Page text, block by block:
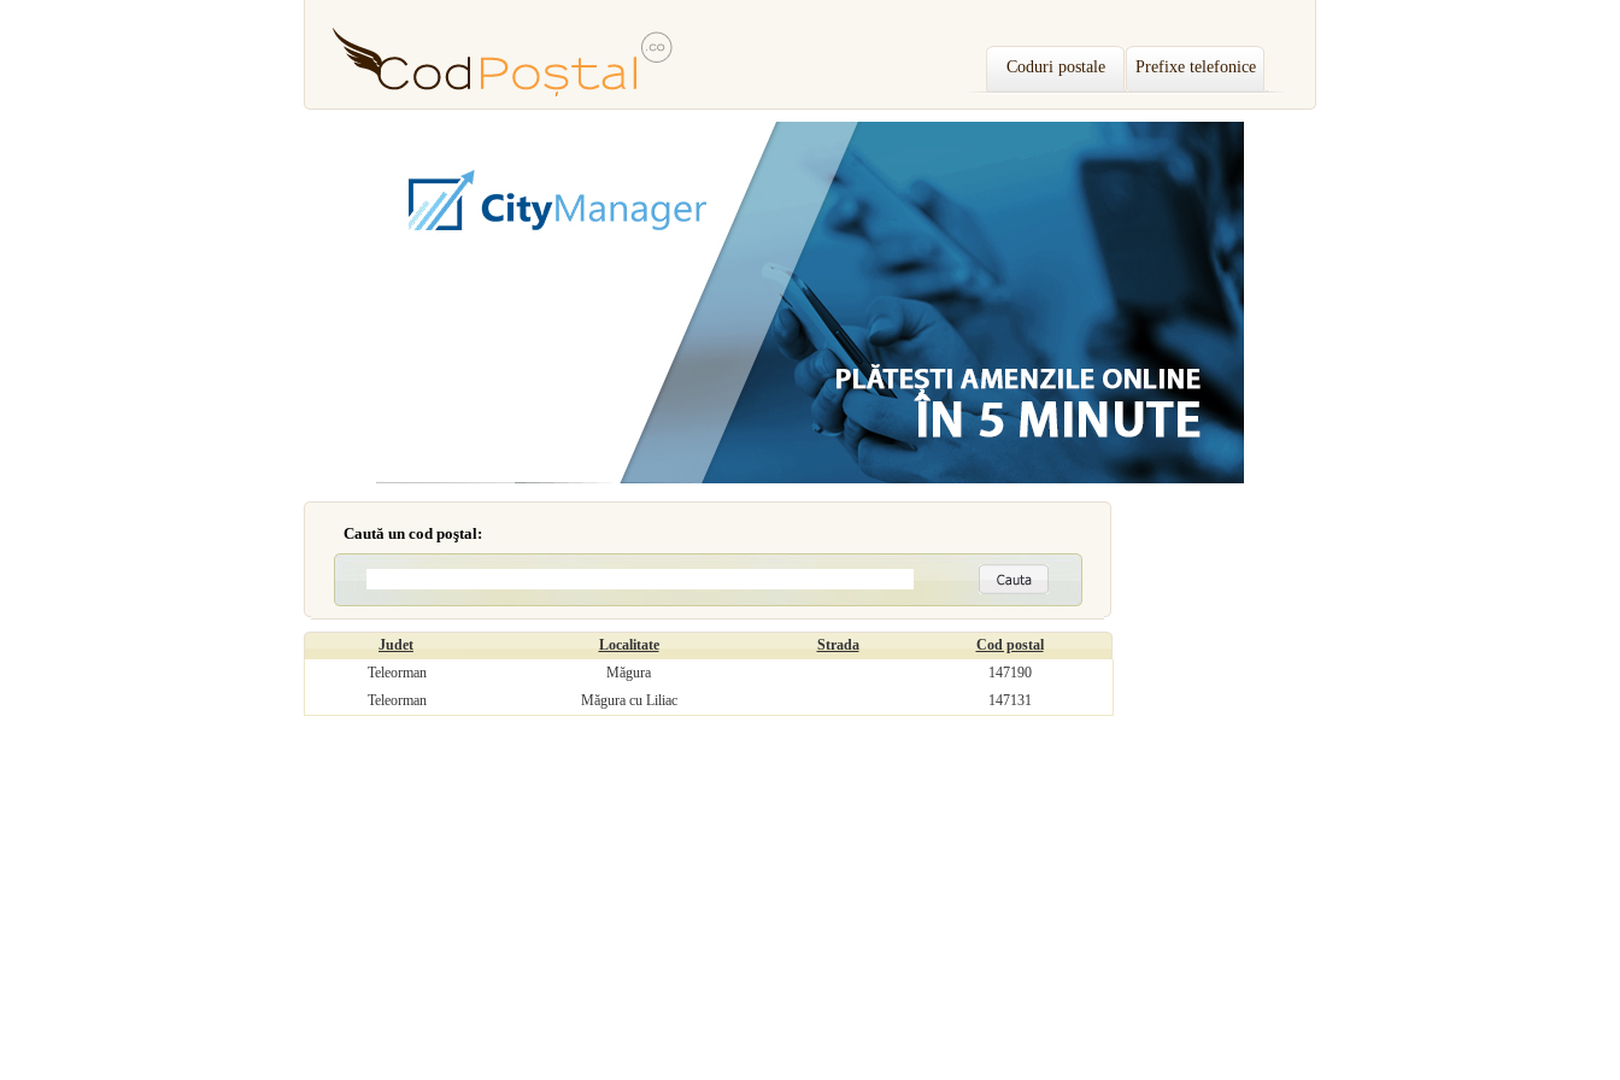
Coduri postale Prefixe telefonice
Caută un cod poştal:
Judet Localitate Strada
Cod postal
Teleorman
Măgura
147190
Teleorman
Măgura cu Liliac 147131